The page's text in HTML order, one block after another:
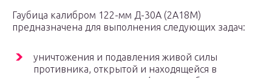
Гаубица калибром 122-мм Д-30А (2А18М)
предназначена для выполнения следующих задач:
уничтожения и подавления живой силы
противника, открытой и находящейся в